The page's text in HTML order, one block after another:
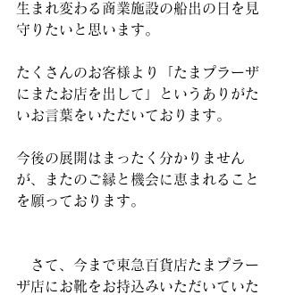
生まれ変わる商業施設の船出の日を見
守りたいと思います。
たくさんのお客様より「たまプラーザ
にまたお店を出して」というありがた
いお言葉をいただいております。
今後の展開はまったく分かりません
が、またのご縁と機会に恵まれること
を願っております。
さて、今まで東急百貨店たまプラー
ザ店にお靴をお持込みいただいていた